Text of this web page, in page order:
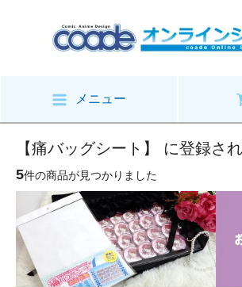
メニュー
【痛バッグシート】 に登録さ
5件の商品が見つかりました